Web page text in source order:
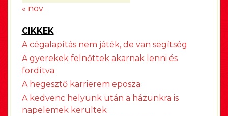
« nov
CIKKEK
A cégalapítás nem játék, de van segítség
A gyerekek felnőttek akarnak lenni és
fordítva
A hegesztő karrierem eposza
A kedvenc helyünk után a házunkra is
napelemek kerültek